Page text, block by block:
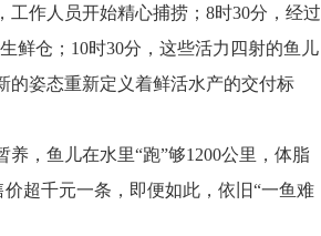
作人员开始精心捕捞；8时30分，经过
鲜仓；10时30分，这些活力四射的鱼儿
的姿态重新定义着鲜活水产的交付标
，鱼儿在水里“跑”够1200公里，体脂
超千元一条，即便如此，依旧“一鱼难